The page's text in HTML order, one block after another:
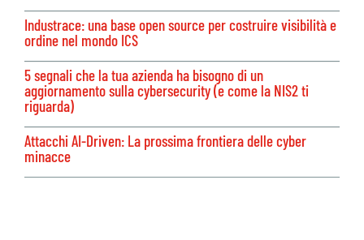
Industrace: una base open source per costruire visibilità e
ordine nel mondo ICS
5 segnali che la tua azienda ha bisogno di un
aggiornamento sulla cybersecurity (e come la NIS2 ti
riguarda)
Attacchi AI-Driven: La prossima frontiera delle cyber
minacce